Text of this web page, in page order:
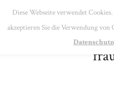
MENU
Diese Webseite verwendet
akzeptieren Sie die Verwendung von